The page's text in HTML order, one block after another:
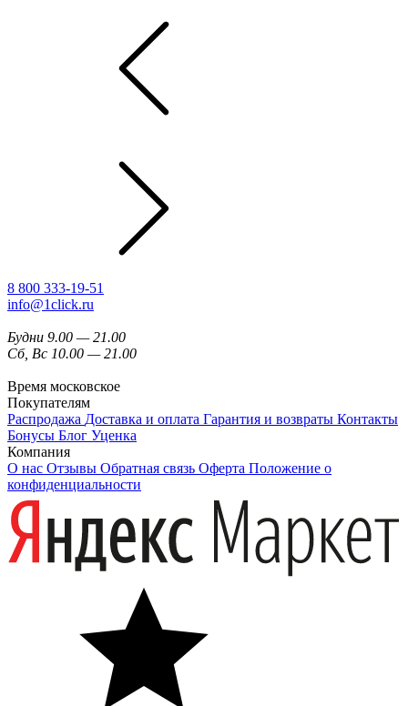
8 800 333-19-51
info@1click.ru
Будни 9.00 — 21.00
Сб, Вс 10.00 — 21.00
Время московское
Покупателям
Распродажа Доставка и оплата Гарантия и возвраты Контакты
Бонусы Блог Уценка
Компания
О нас Отзывы Обратная связь Оферта Положение о
конфиденциальности